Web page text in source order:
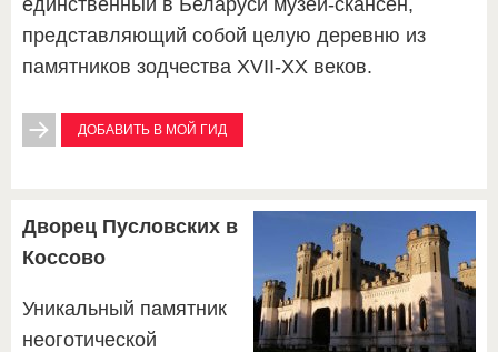
единственный в Беларуси музей-скансен,
представляющий собой целую деревню из
памятников зодчества XVII-ХХ веков.
ДОБАВИТЬ В МОЙ ГИД
Дворец Пусловских в
Коссово
Уникальный памятник
неоготической